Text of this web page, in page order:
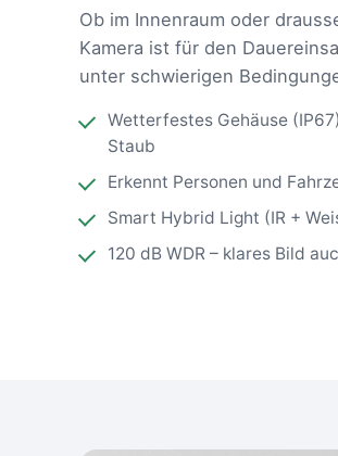
Ob im Innenraum oder
Kamera ist für den
unter schwierigen
Wetterfestes Gehäuse
Staub
Erkennt Personen und
Smart Hybrid Light (IR +
120 dB WDR – klares Bild